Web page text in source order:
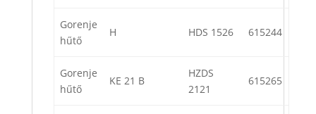
Gorenje
hűtő
H HDS 1526 615244
Gorenje
hűtő
KE 21 B
HZDS
2121
615265